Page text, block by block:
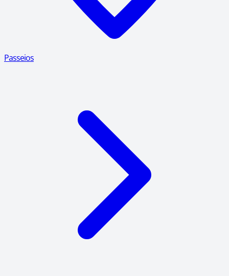
Passeios